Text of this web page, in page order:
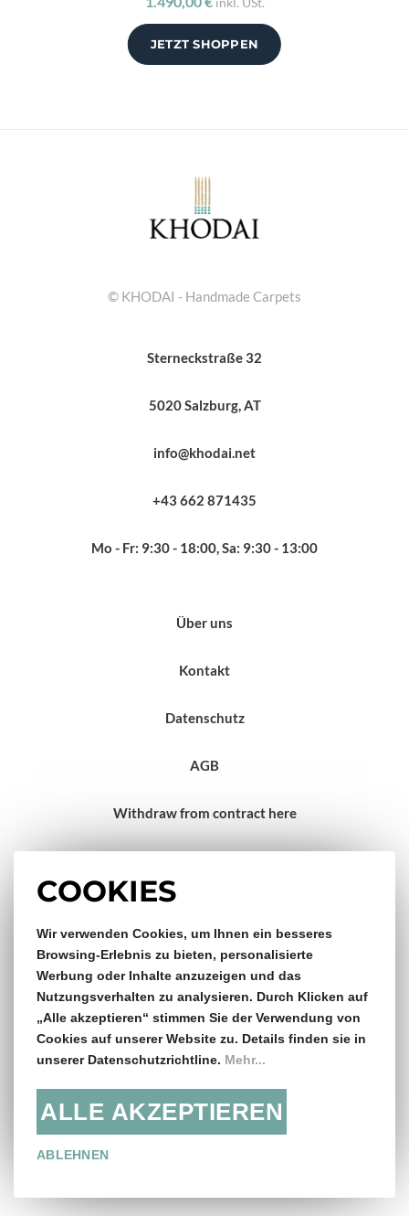
JETZT SHOPPEN
COOKIES
Wir verwenden Cookies, um Ihnen ein besseres
Browsing-Erlebnis zu bieten, personalisierte
Werbung oder Inhalte anzuzeigen und das
Nutzungsverhalten zu analysieren. Durch Klicken auf
„Alle akzeptieren“ stimmen Sie der Verwendung von
Cookies auf unserer Website zu. Details finden sie in
unserer Datenschutzrichtline. Mehr...
ALLE AKZEPTIEREN
ABLEHNEN
© KHODAI - Handmade Carpets
Sterneckstraße 32
5020 Salzburg, AT
info@khodai.net
+43 662 871435
Mo - Fr: 9:30 - 18:00, Sa: 9:30 - 13:00
Über uns
Kontakt
Datenschutz
AGB
Withdraw from contract here
Gratis Versand & Rückversand
ab €150,- Bestellwert
14 Tage Rückgaberecht